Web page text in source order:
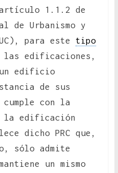
1.1.2 de
de Urbanismo y
para este tipo
las edificaciones,
edificio
de sus
cumple con la
la edificación
dicho PRC que,
sólo admite
un mismo